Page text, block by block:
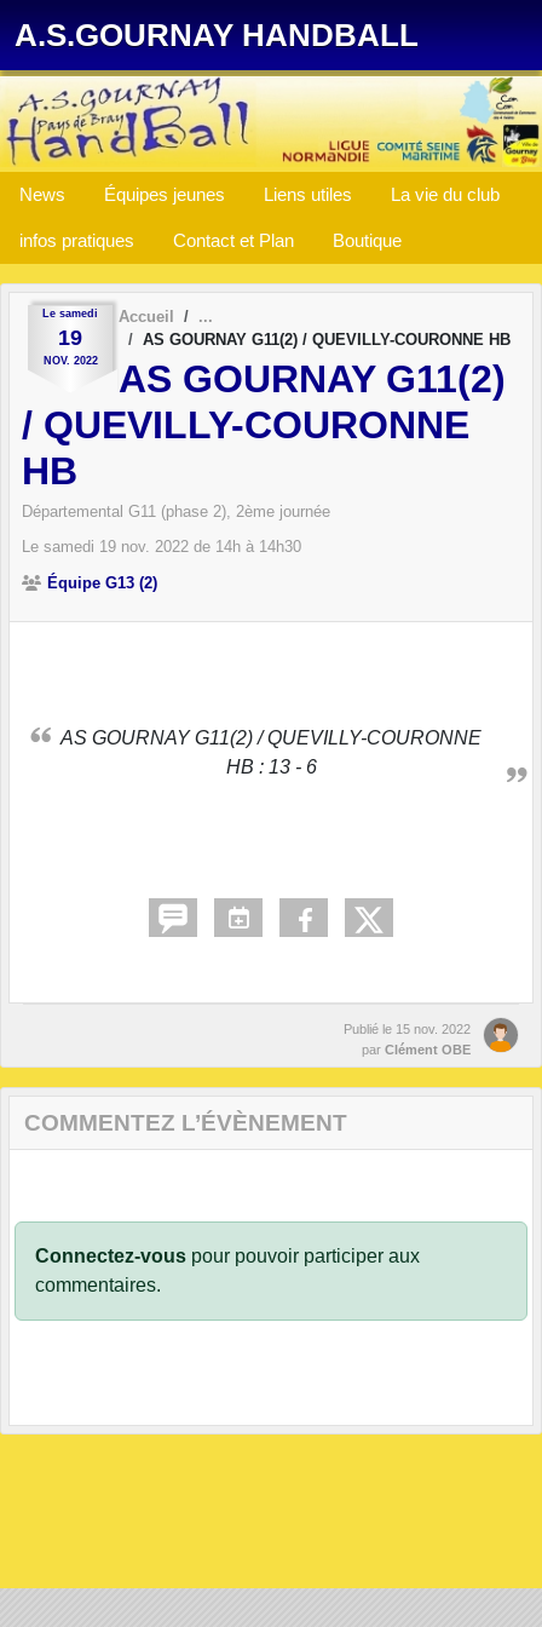
A.S.GOURNAY HANDBALL
News Équipes jeunes Liens utiles La vie du club
infos pratiques Contact et Plan Boutique
Le samedi
19
NOV. 2022
Accueil
AS GOURNAY G11(2) / QUEVILLY-COURONNE HB
AS GOURNAY G11(2)
/ QUEVILLY-COURONNE
HB
Départemental G11 (phase 2), 2ème journée
Le samedi 19 nov. 2022 de 14h à 14h30
Équipe G13 (2)
AS GOURNAY G11(2) / QUEVILLY-COURONNE
HB : 13 - 6
Publié le 15 nov. 2022
par Clément OBE
COMMENTEZ L’ÉVÈNEMENT
Connectez-vous pour pouvoir participer aux
commentaires.